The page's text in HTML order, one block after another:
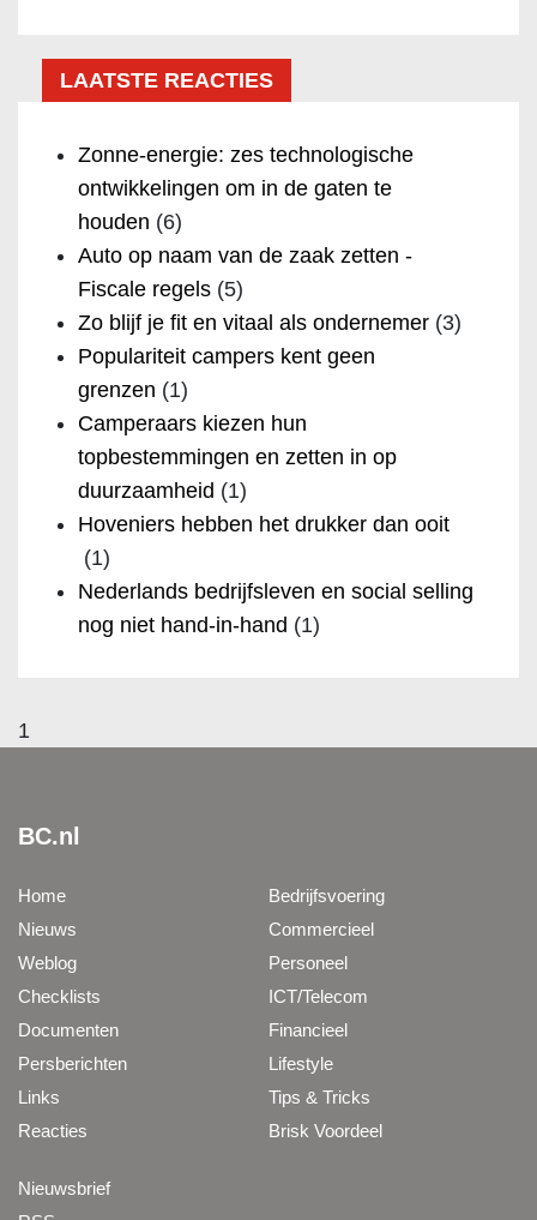
LAATSTE REACTIES
Zonne-energie: zes technologische
ontwikkelingen om in de gaten te
houden (6)
Auto op naam van de zaak zetten -
Fiscale regels (5)
Zo blijf je fit en vitaal als ondernemer (3)
Populariteit campers kent geen
grenzen (1)
Camperaars kiezen hun
topbestemmingen en zetten in op
duurzaamheid (1)
Hoveniers hebben het drukker dan ooit
(1)
Nederlands bedrijfsleven en social selling
nog niet hand-in-hand (1)
1
BC.nl
Home
Nieuws
Weblog
Checklists
Documenten
Persberichten
Links
Reacties
Bedrijfsvoering
Commercieel
Personeel
ICT/Telecom
Financieel
Lifestyle
Tips & Tricks
Brisk Voordeel
Nieuwsbrief